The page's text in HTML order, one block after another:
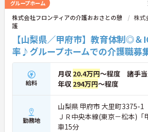
分残業も少なくなり、また、ご利用者様との時間
大切にしていただけます。ご興味のある方は、
グループホーム
株式会社フロンティアの介護おおさとの憩
株式
護
【山梨県／甲府市】教育体制◎＆
率♪グループホームでの介護職募
給料
月収 20.4万円～程度 諸手
年収 294万円～程度
勤務地
山梨県 甲府市 大里町3375-1
ＪＲ中央本線(東京－松本)「
車15分